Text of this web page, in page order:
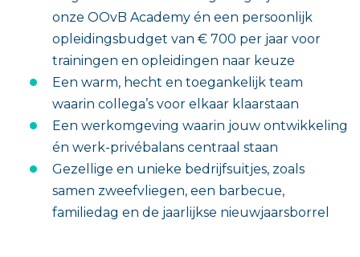
onze OOvB Academy én een persoonlijk
opleidingsbudget van € 700 per jaar voor
trainingen en opleidingen naar keuze
Een warm, hecht en toegankelijk team
waarin collega’s voor elkaar klaarstaan
Een werkomgeving waarin jouw ontwikkeling
én werk-privébalans centraal staan
Gezellige en unieke bedrijfsuitjes, zoals
samen zweefvliegen, een barbecue,
familiedag en de jaarlijkse nieuwjaarsborrel